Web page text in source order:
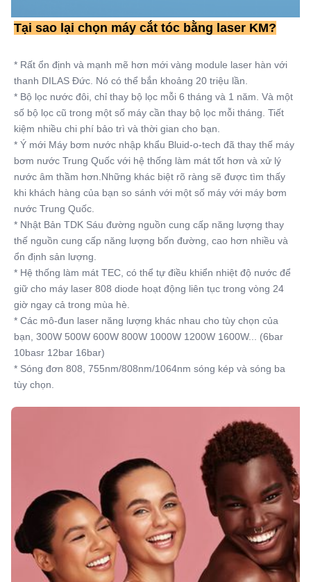
Tại sao lại chọn máy cắt tóc bằng laser KM?
* Rất ổn định và mạnh mẽ hơn mới vàng module laser hàn với
thanh DILAS Đức. Nó có thể bắn khoảng 20 triệu lần.
* Bộ lọc nước đôi, chỉ thay bộ lọc mỗi 6 tháng và 1 năm. Và một
số bộ lọc cũ trong một số máy cần thay bộ lọc mỗi tháng. Tiết
kiệm nhiều chi phí bảo trì và thời gian cho bạn.
* Ý mới Máy bơm nước nhập khẩu Bluid-o-tech đã thay thế máy
bơm nước Trung Quốc với hệ thống làm mát tốt hơn và xử lý
nước âm thầm hơn.Những khác biệt rõ ràng sẽ được tìm thấy
khi khách hàng của bạn so sánh với một số máy với máy bơm
nước Trung Quốc.
* Nhật Bản TDK Sáu đường nguồn cung cấp năng lượng thay
thế nguồn cung cấp năng lượng bốn đường, cao hơn nhiều và
ổn định sản lượng.
* Hệ thống làm mát TEC, có thể tự điều khiển nhiệt độ nước để
giữ cho máy laser 808 diode hoạt động liên tục trong vòng 24
giờ ngay cả trong mùa hè.
* Các mô-đun laser năng lượng khác nhau cho tùy chọn của
bạn, 300W 500W 600W 800W 1000W 1200W 1600W... (6bar
10basr 12bar 16bar)
* Sóng đơn 808, 755nm/808nm/1064nm sóng kép và sóng ba
tùy chọn.